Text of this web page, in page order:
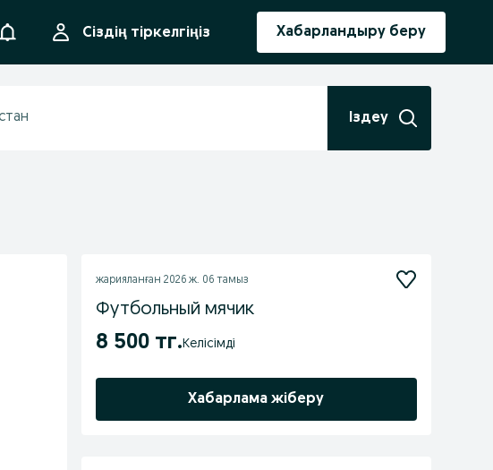
АқпараттандыруСіздің тіркелгіңіз Хабарландыру беру
Іздеу
жарияланған 2026 ж. 06 тамыз
Футбольный мячик
8 500 тг. Келісімді
Хабарлама жіберу